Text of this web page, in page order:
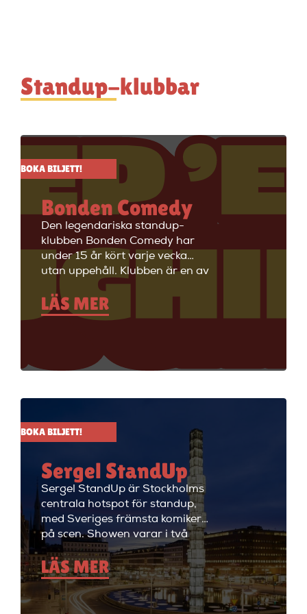
Standup-klubbar
BOKA BILJETT!
Bonden Comedy
Den legendariska standup-
klubben Bonden Comedy har
under 15 år kört varje vecka
utan uppehåll. Klubben är en av
Stockholms äldsta
standupklubbar och är känd för
att ha de bästa komikerna i
välkommen till Big Ben Stand
LÄS MER
BOKA BILJETT!
Sergel StandUp
Sergel StandUp är Stockholms
centrala hotspot för standup,
med Sveriges främsta komiker
på scen. Showen varar i två
timmar med en paus, och
efteråt fortsätter kvällen med
cocktails i restaurangdelen.
Perfekt för en dejt eller en kväll
med vänner! Sergel StandUp är
LÄS MER